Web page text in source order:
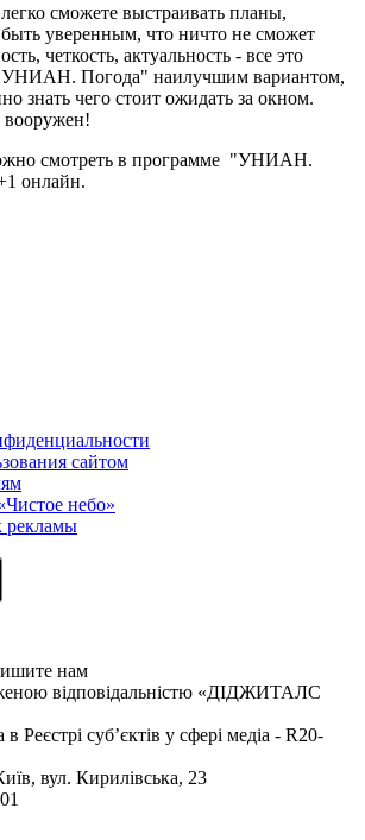
сможете выстраивать планы,
уверенным, что ничто не сможет
четкость, актуальность - все это
"УНИАН. Погода" наилучшим вариантом,
знать чего стоит ожидать за окном.
вооружен!
смотреть в программе "УНИАН.
онлайн.
сайтом
небо»
рекламы
нам
відповідальністю «ДІДЖИТАЛС
в Реєстрі суб’єктів у сфері медіа - R20-
вул. Кирилівська, 23